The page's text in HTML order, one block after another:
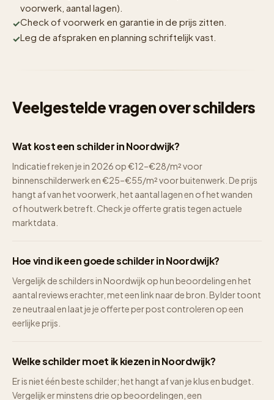
voorwerk, aantal lagen).
Check of voorwerk en garantie in de prijs zitten.
Leg de afspraken en planning schriftelijk vast.
Veelgestelde vragen over schilders
Wat kost een schilder in Noordwijk?
Indicatief reken je in 2026 op €12–€28/m² voor
binnenschilderwerk en €25–€55/m² voor buitenwerk. De prijs
hangt af van het voorwerk, het aantal lagen en of het wanden
of houtwerk betreft. Check je offerte gratis tegen actuele
marktdata.
Hoe vind ik een goede schilder in Noordwijk?
Vergelijk de schilders in Noordwijk op hun beoordeling en het
aantal reviews erachter, met een link naar de bron. Bylder toont
ze neutraal en laat je je offerte per post controleren op een
eerlijke prijs.
Welke schilder moet ik kiezen in Noordwijk?
Er is niet één beste schilder; het hangt af van je klus en budget.
Vergelijk er minstens drie op beoordelingen, een